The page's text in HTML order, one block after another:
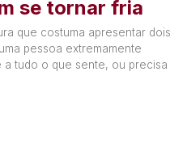
se tornar fria
que costuma apresentar dois
pessoa extremamente
a tudo o que sente, ou precisa